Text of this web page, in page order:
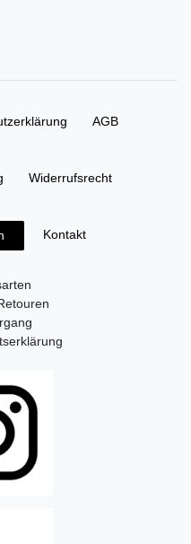
AGB
Widerrufs­recht
Kontakt